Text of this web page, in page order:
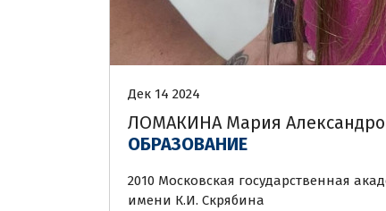
Дек 14 2024
ЛОМАКИНА Мария
ОБРАЗОВАНИЕ
2010 Московская государственная
имени К.И. Скрябина